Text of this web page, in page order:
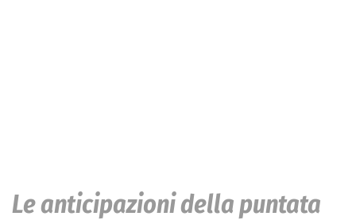
Le anticipazioni della puntata